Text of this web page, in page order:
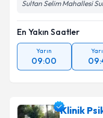
Sultan Selim Mahallesi
En Yakın Saatler
Yarın
09:00
Klinik